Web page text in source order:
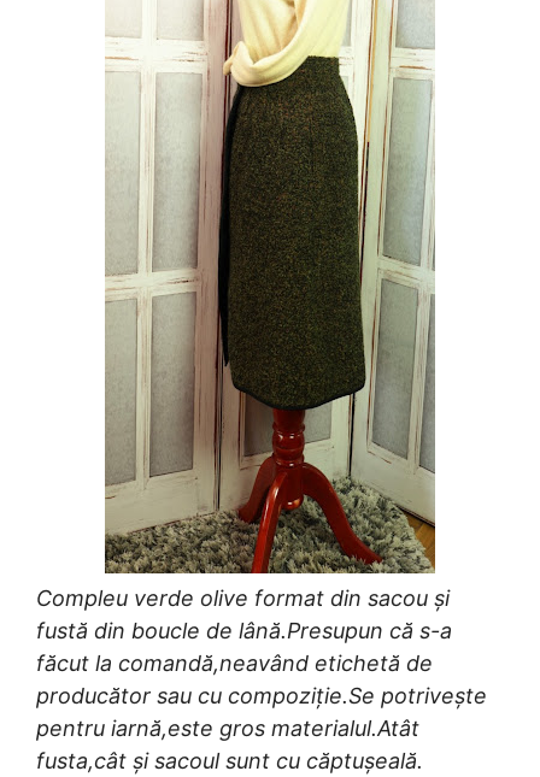
Compleu verde olive format din sacou și
fustă din boucle de lână.Presupun că s-a
făcut la comandă,neavând etichetă de
producător sau cu compoziție.Se potrivește
pentru iarnă,este gros materialul.Atât
fusta,cât și sacoul sunt cu căptușeală.